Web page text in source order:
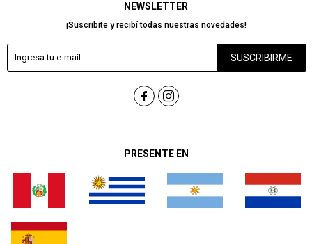
PRESENTE EN
NEWSLETTER
¡Suscribite y recibí todas nuestras novedades!
SUSCRIBIRME
 